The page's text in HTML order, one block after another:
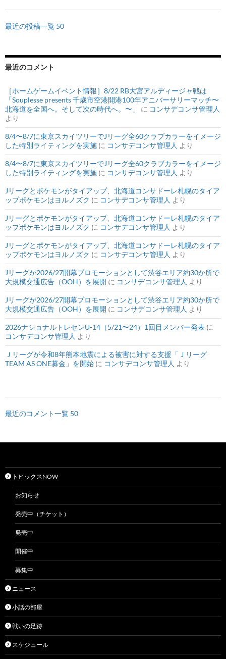
最近の投稿一覧 50
最近のコメント
［ホームゲームイベント情報］8/22 RB大宮アルディージャ戦は
「Souplesse presents 千歳市空港開港100年アニバーサリーマッチ〜
北海道を全国へ。そして次の時代へ。〜」
に コンサデコンサ管理人
より
8/4〜8/7に東京スカイツリーでJリーグ全60クラブカラーをイメージ
した特別ライティングを実施 に コンサデコンサ管理人 より
8/4〜8/7に東京スカイツリーでJリーグ全60クラブカラーをイメージ
した特別ライティングを実施 に コンサデコンサ管理人 より
Jリーグとポケモンがタイアップ、北海道コンサドーレ札幌のタイア
ップポケモンはヨルノズク に コンサデコンサ管理人 より
Jリーグとポケモンがタイアップ、北海道コンサドーレ札幌のタイア
ップポケモンはヨルノズク に コンサデコンサ管理人 より
Jリーグとポケモンがタイアップ、北海道コンサドーレ札幌のタイア
ップポケモンはヨルノズク に コンサデコンサ管理人 より
Jリーグが2026/27開幕プロモーションとして渋谷エリア約30か所で
大規模交通広告（OOH）を展開 に コンサデコンサ管理人 より
Jリーグが2026/27開幕プロモーションとして渋谷エリア約30か所で
大規模交通広告（OOH）を展開 に コンサデコンサ管理人 より
2026ナショナルトレセンU-14（5/21〜24）1回目メンバー発表 に
コンサデコンサ管理人 より
Ｊリーグが令和8年熊本地震による被害に対する支援「Ｊリーグ
TEAM AS ONE募金」を開始 に コンサデコンサ管理人 より
最近のコメント一覧 50
トピックスNOW
お知らせ
発売中（チケット）
発売中
開催中
募集中
ニュース
小話の部屋
戦いの足跡
スケジュール